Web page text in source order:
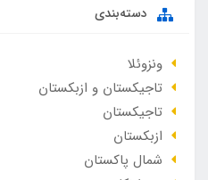
دسته‌بندی
ونزوئلا
تاجیکستان و ازبکستان
تاجیکستان
ازبکستان
شمال پاکستان